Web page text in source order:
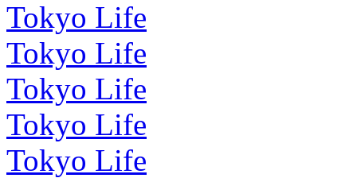
Tokyo Life
Tokyo Life
Tokyo Life
Tokyo Life
Tokyo Life